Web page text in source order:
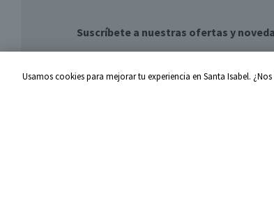
Suscríbete a nuestras ofertas y
Usamos cookies para mejorar tu experiencia en Santa Isabel.